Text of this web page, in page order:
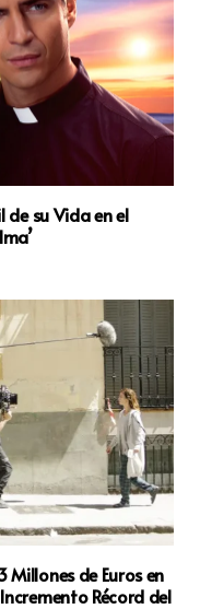
de su Vida en el
de Euros en
Récord del